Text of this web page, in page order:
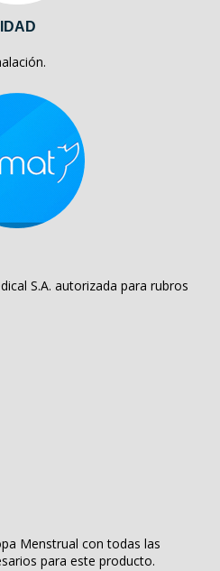
S.A. autorizada para rubros
Menstrual con todas las
para este producto.